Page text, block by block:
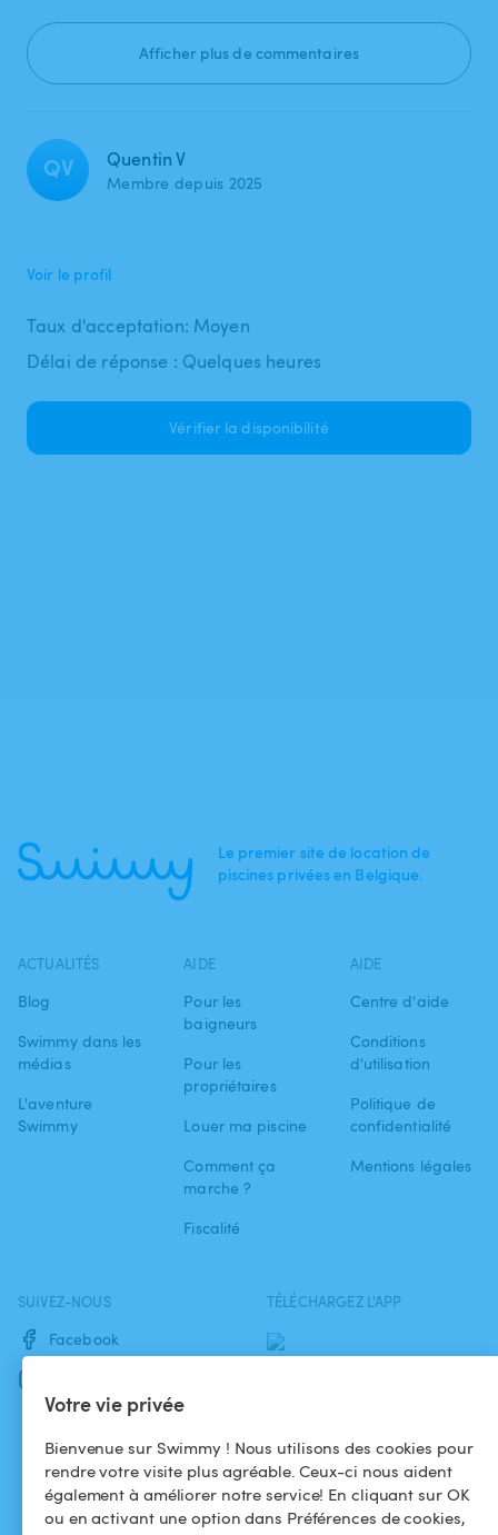
Votre vie privée
Bienvenue sur Swimmy ! Nous utilisons des cookies pour
rendre votre visite plus agréable. Ceux-ci nous aident
également à améliorer notre service! En cliquant sur OK
ou en activant une option dans Préférences de cookies,
Afficher plus de commentaires
QV Quentin V
Membre depuis 2025
Voir le profil
Taux d'acceptation: Moyen
Délai de réponse : Quelques heures
Vérifier la disponibilité
Le premier site de location de
piscines privées en Belgique.
ACTUALITÉS
Blog
Swimmy dans les
médias
L'aventure
Swimmy
AIDE
Pour les
baigneurs
Pour les
propriétaires
Louer ma piscine
Comment ça
marche ?
Fiscalité
AIDE
Centre d'aide
Conditions
d'utilisation
Politique de
confidentialité
Mentions légales
SUIVEZ-NOUS
Facebook
TÉLÉCHARGEZ L'APP